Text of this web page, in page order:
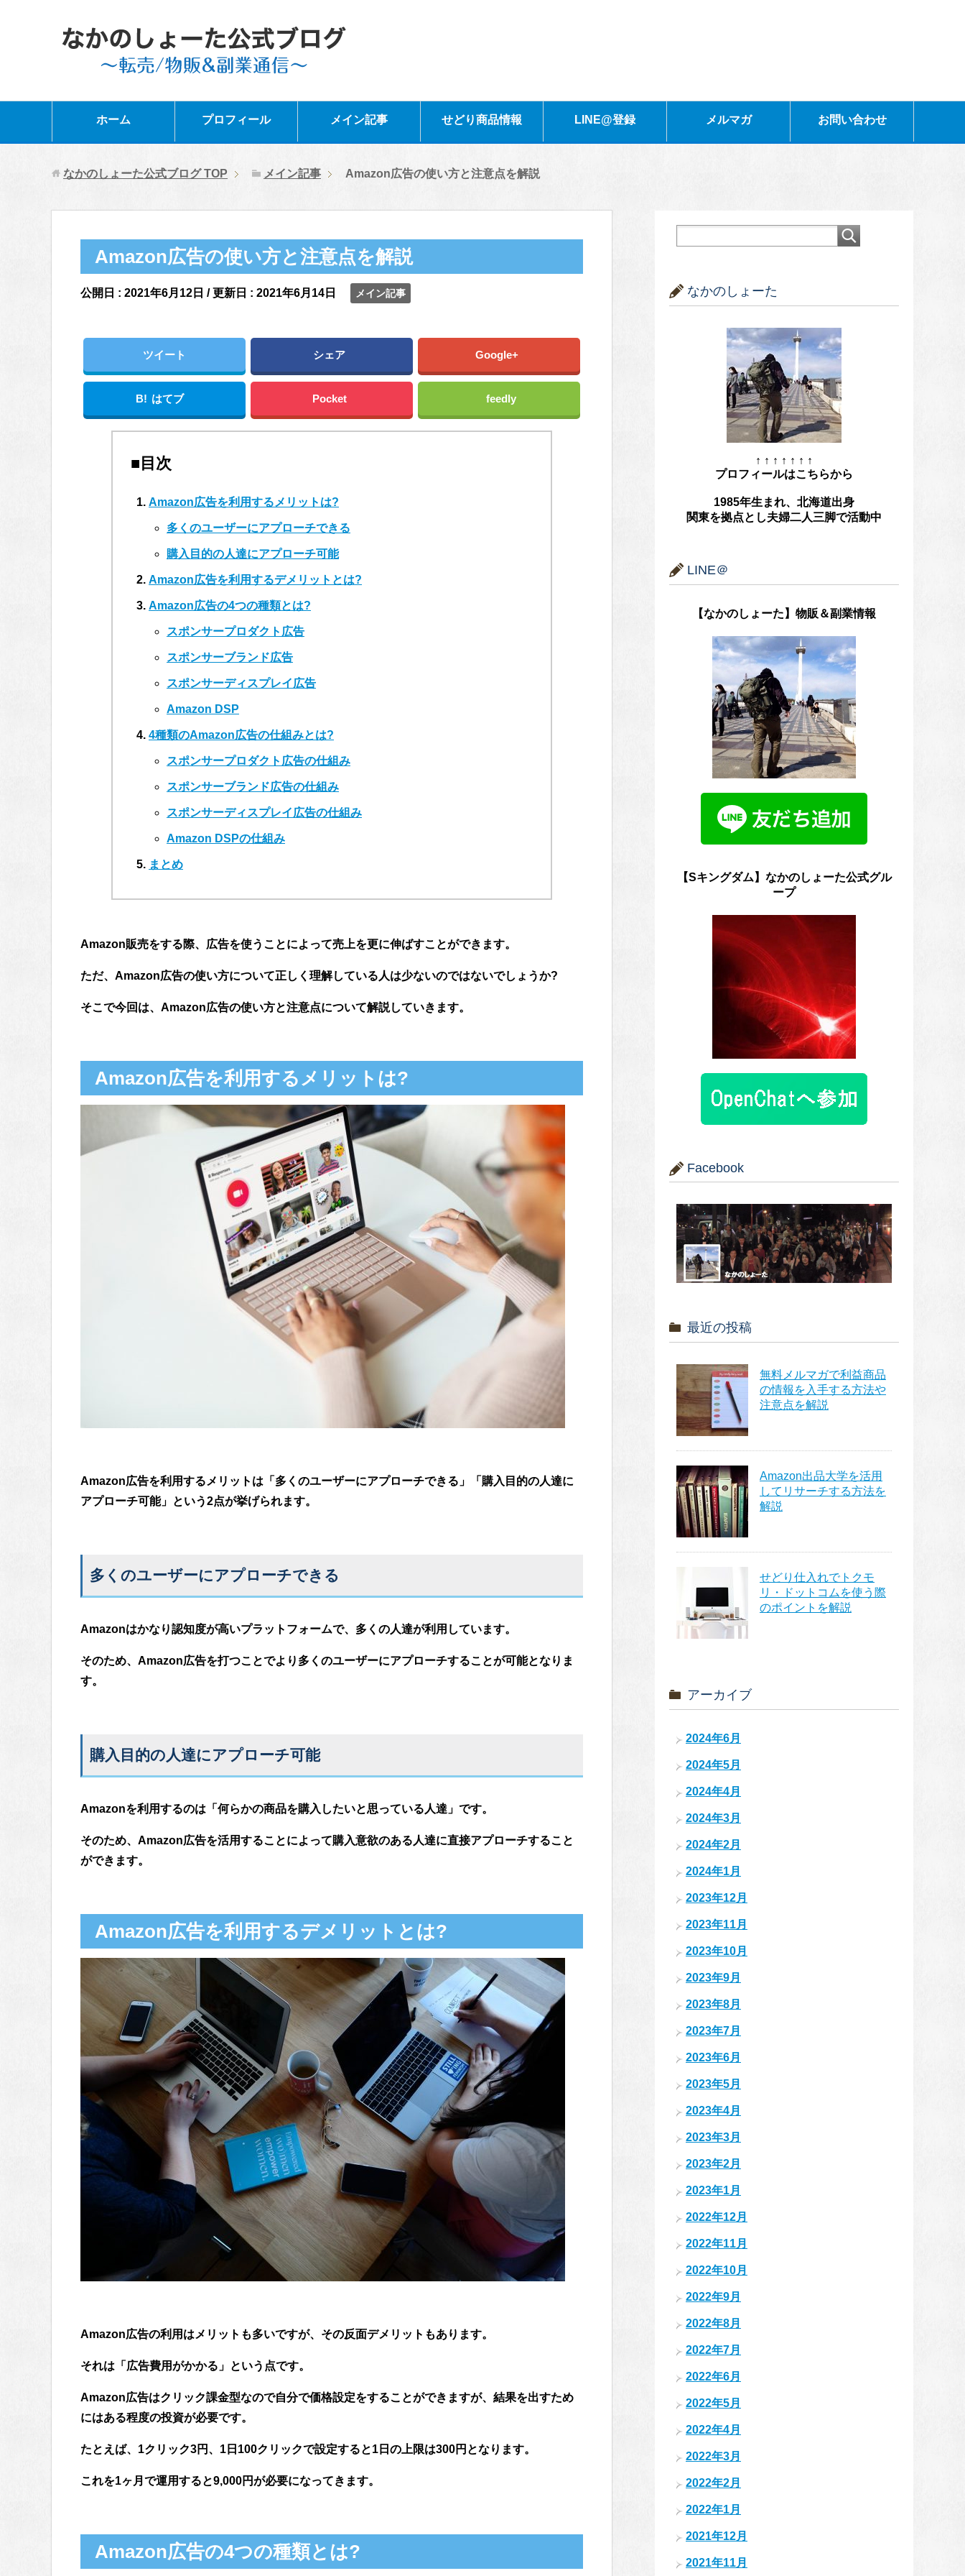
ホーム プロフィール メイン記事 せどり商品情報 LINE@登録 メルマガ お問い合わせ
なかのしょーた公式ブログTOP メイン記事 Amazon広告の使い方と注意点を解説
Amazon広告の使い方と注意点を解説
公開日 : 2021年6月12日 / 更新日 : 2021年6月14日 メイン記事
ツイート シェア Google+
B! はてブ Pocket feedly
■目次
Amazon広告を利用するメリットは?
多くのユーザーにアプローチできる
購入目的の人達にアプローチ可能
Amazon広告を利用するデメリットとは?
Amazon広告の4つの種類とは?
スポンサープロダクト広告
スポンサーブランド広告
スポンサーディスプレイ広告
Amazon DSP
4種類のAmazon広告の仕組みとは?
スポンサープロダクト広告の仕組み
スポンサーブランド広告の仕組み
スポンサーディスプレイ広告の仕組み
Amazon DSPの仕組み
まとめ
Amazon販売をする際、広告を使うことによって売上を更に伸ばすことができます。
ただ、Amazon広告の使い方について正しく理解している人は少ないのではないでしょうか?
そこで今回は、Amazon広告の使い方と注意点について解説していきます。
Amazon広告を利用するメリットは?
Amazon広告を利用するメリットは「多くのユーザーにアプローチできる」「購入目的の人達に
アプローチ可能」という2点が挙げられます。
多くのユーザーにアプローチできる
Amazonはかなり認知度が高いプラットフォームで、多くの人達が利用しています。
そのため、Amazon広告を打つことでより多くのユーザーにアプローチすることが可能となりま
す。
購入目的の人達にアプローチ可能
Amazonを利用するのは「何らかの商品を購入したいと思っている人達」です。
そのため、Amazon広告を活用することによって購入意欲のある人達に直接アプローチすること
ができます。
Amazon広告を利用するデメリットとは?
Amazon広告の利用はメリットも多いですが、その反面デメリットもあります。
それは「広告費用がかかる」という点です。
Amazon広告はクリック課金型なので自分で価格設定をすることができますが、結果を出すため
にはある程度の投資が必要です。
たとえば、1クリック3円、1日100クリックで設定すると1日の上限は300円となります。
これを1ヶ月で運用すると9,000円が必要になってきます。
Amazon広告の4つの種類とは?
なかのしょーた
↑ ↑ ↑ ↑ ↑ ↑ ↑
プロフィールはこちらから
1985年生まれ、北海道出身
関東を拠点とし夫婦二人三脚で活動中
LINE＠
【なかのしょーた】物販＆副業情報
【Sキングダム】なかのしょーた公式グル
ープ
Facebook
最近の投稿
無料メルマガで利益商品
の情報を入手する方法や
注意点を解説
Amazon出品大学を活用
してリサーチする方法を
解説
せどり仕入れでトクモ
リ・ドットコムを使う際
のポイントを解説
アーカイブ
2024年6月
2024年5月
2024年4月
2024年3月
2024年2月
2024年1月
2023年12月
2023年11月
2023年10月
2023年9月
2023年8月
2023年7月
2023年6月
2023年5月
2023年4月
2023年3月
2023年2月
2023年1月
2022年12月
2022年11月
2022年10月
2022年9月
2022年8月
2022年7月
2022年6月
2022年5月
2022年4月
2022年3月
2022年2月
2022年1月
2021年12月
2021年11月